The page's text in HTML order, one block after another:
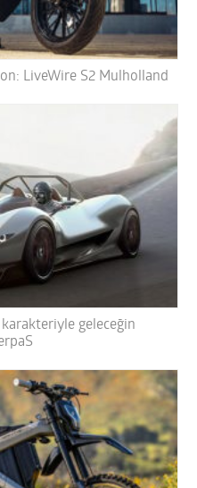
LiveWire S2 Mulholland
karakteriyle geleceğin